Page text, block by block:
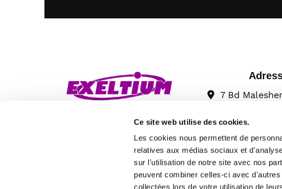
Ce site web utilise des cookies.
Les cookies nous permettent de
relatives aux médias sociaux et
sur l'utilisation de notre site avec nos
peuvent combiner celles-ci avec
collectées lors de votre utilisation de
7 Bd